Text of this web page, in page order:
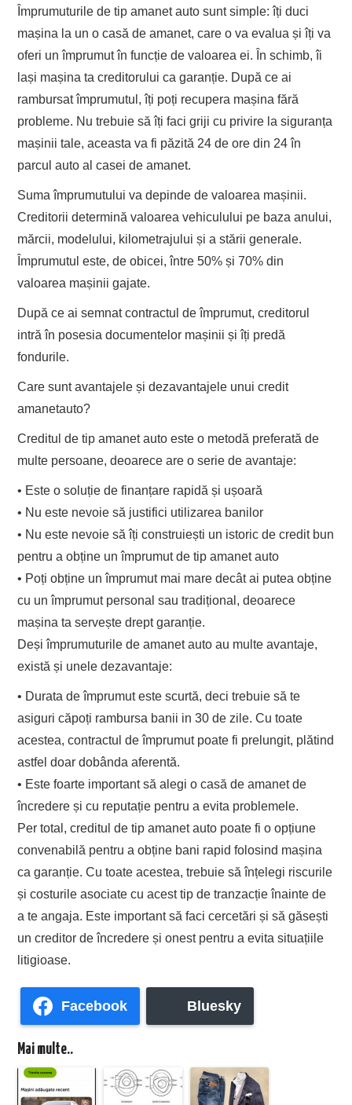
Împrumuturilede tip amanet auto sunt simple:îți duci
mașina la uno casă deamanet, care o va evalua șiîți va
oferi un împrumut în funcție de valoarea ei. În schimb, îi
lași mașinatacreditorului ca garanție. După ce ai
rambursat împrumutul,îți poți recupera mașina fără
probleme. Nu trebuie să îți faci griji cu privire la siguranța
mașinii tale, aceasta va fi păzită 24 de ore din 24 în
parcul auto al casei de amanet.
Suma împrumutului va depinde de valoarea mașinii.
Creditorii determină valoarea vehiculului pe baza anului,
mărcii, modelului, kilometrajului și a stării generale.
Împrumutul este, de obicei, între 50% și 70% din
valoarea mașinii gajate.
După ce ai semnat contractul de împrumut, creditorul
intră în posesia documentelor mașinii șiîți predă
fondurile.
Care sunt avantajele și dezavantajele unui credit
amanetauto?
Creditul de tip amanetauto este o metodă preferată de
multe persoane, deoarece are o serie de avantaje:
• Este o soluție de finanțare rapidă și ușoară
• Nu este nevoie să justifici utilizarea banilor
• Nu este nevoie să îțiconstruiești un istoric de credit bun
pentru a obține unîmprumut de tip amanet auto
• Poți obține un împrumut mai mare decât ai putea obține
cu un împrumut personal sau tradițional, deoarece
mașina ta servește drept garanție.
Deși împrumuturile de amanet auto au multe avantaje,
există și unele dezavantaje:
• Durata deîmprumut este scurtă, deci trebuie să te
asiguri căpoți rambursa banii in 30 de zile. Cu toate
acestea, contractu l deîmprumut poatefi prelungit, plătind
astfeldoardobânda aferentă.
• Estefoarte important să alegi o casă de amanetde
încredere și cu reputație pentru a evita problemele.
Per total,creditu l de tipamanetauto poate fi o opțiune
convenabilă pentru a obține bani rapid folosind mașina
ca garanție. Cu toate acestea, trebuie să înțelegi riscurile
și costurile asociate cu acest tip de tranzacție înainte de
ate angaja. Este important săfaci cercetări și să găsești
un creditor de încredere și onest pentru a evita situațiile
litigioase.
Facebook Bluesky
Mai multe..